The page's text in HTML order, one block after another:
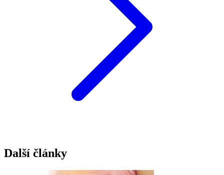
Další články